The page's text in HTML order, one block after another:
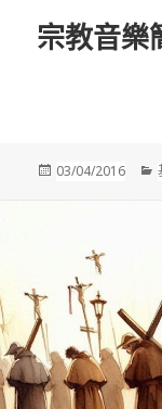
宗教音樂
發
03/04/2016